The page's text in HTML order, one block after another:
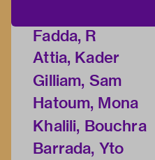
Fadda, R
Attia, Kader
Gilliam, Sam
Hatoum, Mona
Khalili, Bouchra
Barrada, Yto